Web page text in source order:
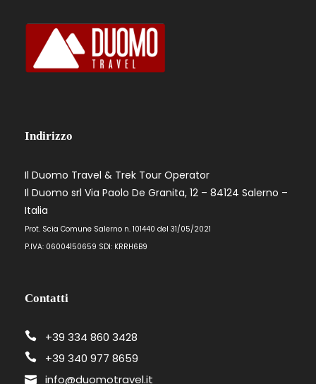
Giorno 1
GIORNO 7
– Appuntamento alla stazione di Trento per le
ore 16.00. In alternativa appuntamento a
Madonna di Campiglio ore 18.00
– Sistemazione in Hotel 3 stelle
– Passeggiata per il Centro di Madonna di
Campiglio
– Pernotta in Hotel
Indirizzo
Il Duomo Travel & Trek Tour Operator
Il Duomo srl Via Paolo De Granita, 12 – 84124 Salerno –
Italia
Prot. Scia Comune Salerno n. 101440 del 31/05/2021
P.IVA: 06004150659 SDI: KRRH6B9
Contatti
+39 334 860 3428
+39 340 977 8659
info@duomotravel.it